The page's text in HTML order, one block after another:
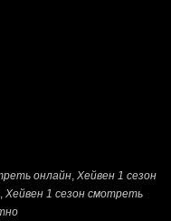
онлайн, Хейвен 1 сезон
, Хейвен 1 сезон смотреть